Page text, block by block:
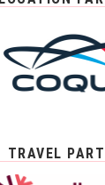
TRAVEL